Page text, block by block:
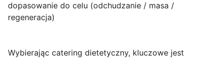
dopasowanie do celu (odchudzanie / masa /
regeneracja)
Wybierając catering dietetyczny, kluczowe jest